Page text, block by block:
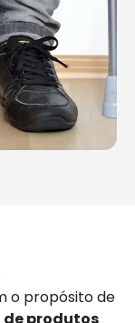
o propósito de